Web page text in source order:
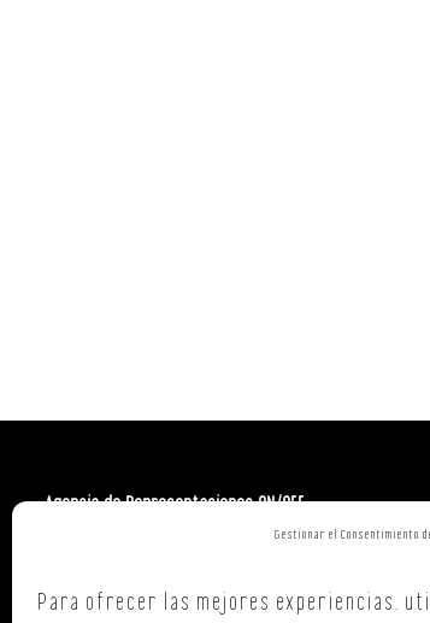
Gestionar el Consentimiento
Para ofrecer las mejores experiencias,
Agencia de Representaciones ON/OFF